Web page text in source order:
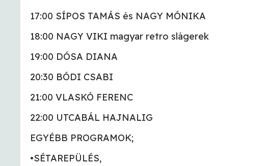
17:00 SÍPOS TAMÁS és NAGY MÓNIKA
18:00 NAGY VIKI magyar retro slágerek
19:00 DÓSA DIANA
20:30 BÓDI CSABI
21:00 VLASKÓ FERENC
22:00 UTCABÁL HAJNALIG
EGYÉBB PROGRAMOK;
•SÉTAREPÜLÉS,